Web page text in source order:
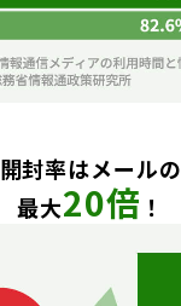
開封率はメールの
最⼤20倍 ！